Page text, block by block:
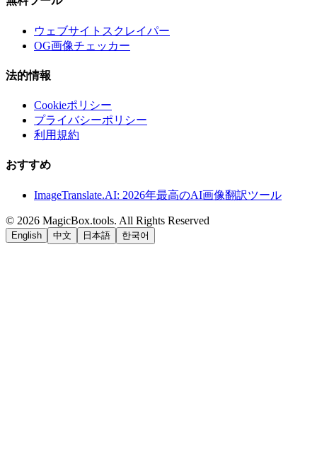
ウェブサイトスクレイパー
OG画像チェッカー
法的情報
Cookieポリシー
プライバシーポリシー
利用規約
おすすめ
ImageTranslate.AI: 2026年最高のAI画像翻訳ツール
© 2026 MagicBox.tools. All Rights Reserved
English 中文 日本語 한국어